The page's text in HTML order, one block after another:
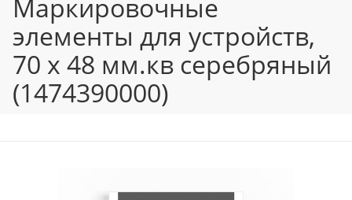
Маркировочные
элементы для устройств,
70 x 48 мм.кв серебряный
(1474390000)